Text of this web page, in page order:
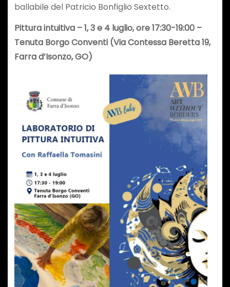
ballabile del Patricio Bonfiglio Sextetto.
Pittura intuitiva – 1, 3 e 4 luglio, ore 17:30-19:00 –
Tenuta Borgo Conventi (Via Contessa Beretta 19,
Farra d’Isonzo, GO)